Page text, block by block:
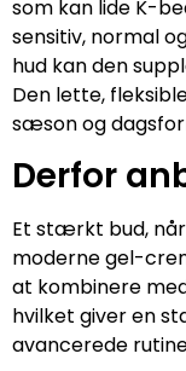
som kan lide K-
sensitiv, normal
hud kan den
Den lette,
sæson og
Derfor
Et stærkt bud,
moderne gel-
at kombinere
hvilket giver en
avancerede